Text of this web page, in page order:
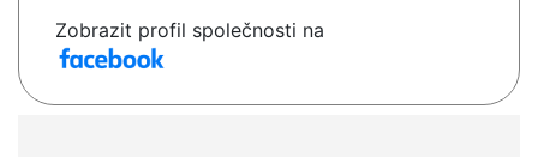
Zobrazit profil společnosti na